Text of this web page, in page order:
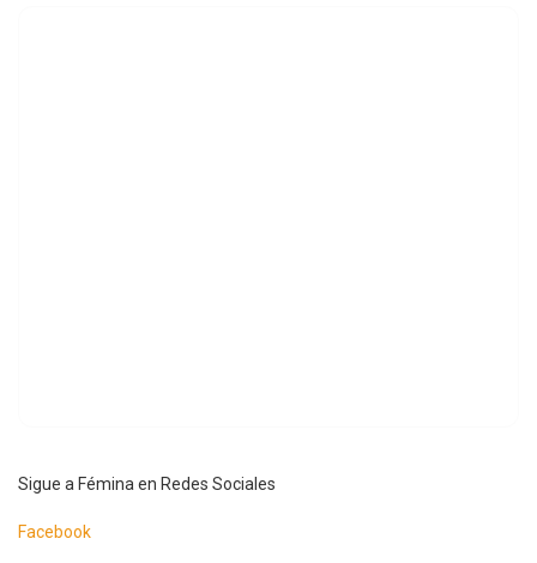
Sigue a Fémina en Redes Sociales
Facebook